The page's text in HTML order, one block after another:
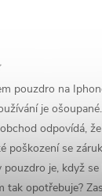
pouzdro na
je
odpovídá,
poškození se
pouzdro je, když se
tak opotřebuje?